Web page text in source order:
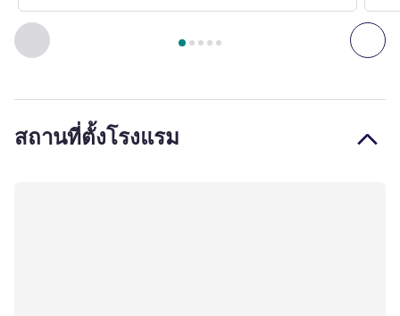
ก่อนหน้า - ห้องพัก ถั
หน้า1 , ห้องพัก 1 : Classic Room , ห้องพัก 2 : Queen
สถานที่ตั้งโรงแรม